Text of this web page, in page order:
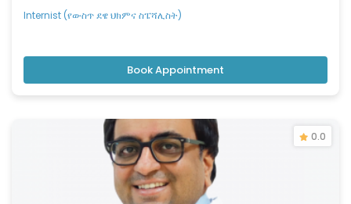
Internist (የውስጥ ደዌ ህክምና ስፔሻሊስት)
Book Appointment
0.0